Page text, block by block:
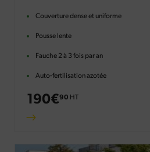
Couverture dense et uniforme
Pousse lente
Fauche 2 à 3 fois par an
Auto-fertilisation azotée
190€90 HT